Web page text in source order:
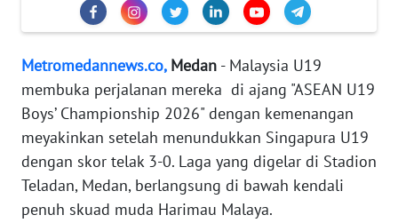
Metromedannews.co, Medan - Malaysia U19
membuka perjalanan mereka di ajang "ASEAN U19
Boys’ Championship 2026" dengan kemenangan
meyakinkan setelah menundukkan Singapura U19
dengan skor telak 3-0. Laga yang digelar di Stadion
Teladan, Medan, berlangsung di bawah kendali
penuh skuad muda Harimau Malaya.
REDAKSI
KARIR
DISCLAIMER
Wahana
News
Regional